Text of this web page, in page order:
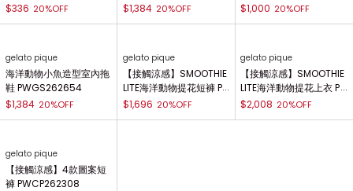
$336 20%OFF
$1,384 20%OFF
$1,000 20%OFF
gelato pique
海洋動物小魚造型室內拖
鞋 PWGS262654
$1,384 20%OFF
gelato pique
【接觸涼感】SMOOTHIE
LITE海洋動物提花短褲 P
WNP262058
$1,696 20%OFF
gelato pique
【接觸涼感】SMOOTHIE
LITE海洋動物提花上衣 P
WNT262057
$2,008 20%OFF
gelato pique
【接觸涼感】4款圖案短
褲 PWCP262308